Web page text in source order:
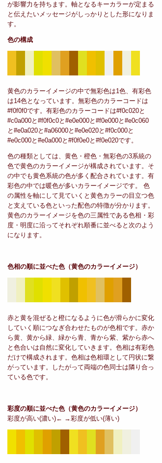
が影響力を持ちます。軸となるキーカラーが定まる
と伝えたいメッセージがしっかりとした形になりま
す。
色の構成
黄色のカラーイメージの中で無彩色は1色、有彩色
は14色となっています。無彩色のカラーコードは
#f0f0f0です。有彩色のカラーコードは#f0c020と
#c0a000と#f0f0c0と#e0e000と#f0e000と#e0c060
と#e0a020と#a06000と#e0e020と#f0c000と
#e0c000と#e0a000と#f0f0e0と#f0e020です。
色の種類としては、黄色・橙色・無彩色の3系統の
色で黄色のカラーイメージが構成されています。そ
の中でも黄色系統の色が多く配合されています。有
彩色の中では暖色が多いカラーイメージです。 色
の属性を軸にして見ていくと黄色カラーの目立つ色
と支えている色といった配色の特徴が分かります。
黄色のカラーイメージを色の三属性である色相・彩
度・明度に沿ってそれぞれ順番に並べると次のよう
になります。
色相の順に並べた色（黄色のカラーイメージ）
赤と黄を混ぜると橙になるように色が滑らかに変化
していく順につなぎ合わせたものが色相です。赤か
ら黄、黄から緑、緑から青、青から紫、紫から赤へ
と色合いは自然に変化していきます。色相は有彩色
だけで構成されます。色相は色相環として円状に繋
がっています。したがって両端の色同士は隣り合っ
ている色です。
彩度の順に並べた色（黄色のカラーイメージ）
彩度が高い(濃い)← →彩度が低い(薄い)